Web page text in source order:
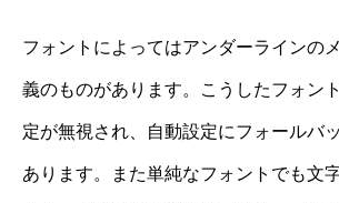
フォントによってはアンダーラインの
義のものがあります。こうしたフォン
定が無視され、自動設定にフォールバ
あります。また単純なフォントでも文